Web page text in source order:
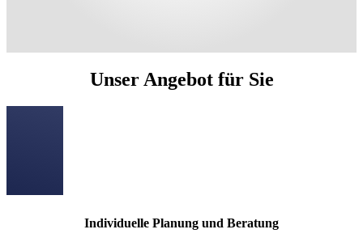
Unser Angebot für Sie
Individuelle Planung und Beratung